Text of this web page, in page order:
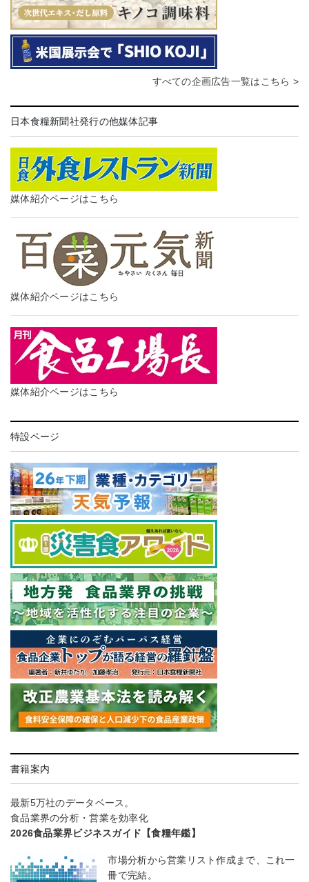
すべての企画広告一覧はこちら >
日本食糧新聞社発行の他媒体記事
媒体紹介ページはこちら
媒体紹介ページはこちら
媒体紹介ページはこちら
特設ページ
書籍案内
最新5万社のデータベース。
食品業界の分析・営業を効率化
2026食品業界ビジネスガイド【食糧年鑑】
市場分析から営業リスト作成まで、これ一
冊で完結。